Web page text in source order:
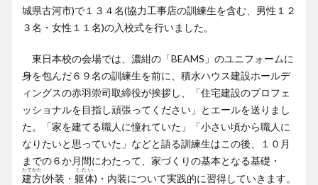
城県古河市)で１３４名(協力工事店の訓練生を含む、男性１２
３名・女性１１名)の入校式を行いました。
東日本校の会場では、濃紺の「BEAMS」のユニフォームに
身を包んだ６９名の訓練生を前に、積水ハウス建設ホールデ
ィングスの赤羽崇司取締役が挨拶し、「住宅建設のプロフェ
ッショナルを目指し頑張ってください」とエールを送りまし
た。「家を建てる職人に憧れていた」「小さい頃から職人に
なりたいと思っていた」などと語る訓練生はこの後、１０月
までの６か月間にわたって、家づくりの基本となる基礎・
建方
たてかた
(外装・ 躯体
くたい
)・内装について実践的に習得していきます。